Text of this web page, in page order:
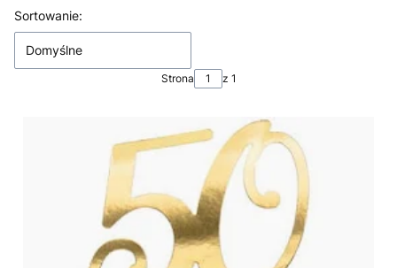
Lista produktów
Sortowanie:
Domyślne
Strona z 1